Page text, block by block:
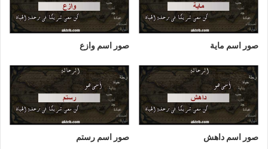
صور اسم ماية صور اسم وازع
صور اسم داهش صور اسم رستم